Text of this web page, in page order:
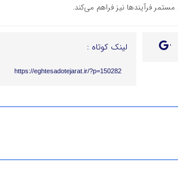
فرآیندها نیز فراهم می‌کند.
لینک کوتاه :
https://eghtesadotejarat.ir/?p=150282